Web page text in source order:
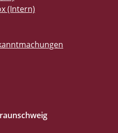
(Intern)